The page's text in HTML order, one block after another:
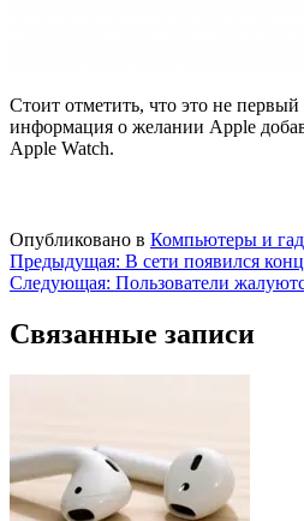
Стоит отметить, что это не
информация о желании Apple
Apple Watch.
Опубликовано в Компьютеры и
Навигация
по
записям
Предыдущая: В сети появился
Следующая: Пользователи
Связанные записи